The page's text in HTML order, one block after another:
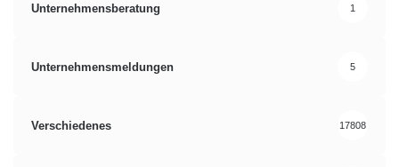
Unternehmensberatung 1
Unternehmensmeldungen 5
Verschiedenes 17808